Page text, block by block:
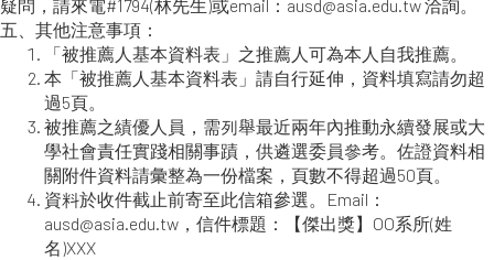
疑問，請來電#1794(林先生)或email：ausd@asia.edu.tw 洽詢。
五、其他注意事項：
「被推薦人基本資料表」之推薦人可為本人自我推薦。
本「被推薦人基本資料表」請自行延伸，資料填寫請勿超
過5頁。
被推薦之績優人員，需列舉最近兩年內推動永續發展或大
學社會責任實踐相關事蹟，供遴選委員參考。佐證資料相
關附件資料請彙整為一份檔案，頁數不得超過50頁。
資料於收件截止前寄至此信箱參選。Email：
ausd@asia.edu.tw，信件標題：【傑出獎】OO系所(姓
名)XXX